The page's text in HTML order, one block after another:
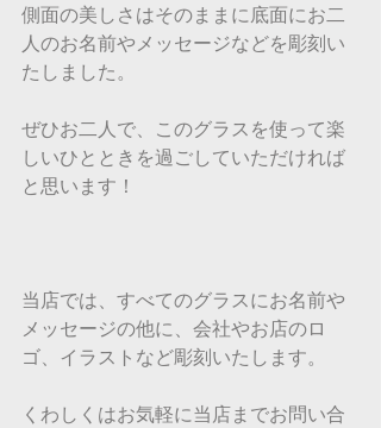
側面の美しさはそのままに底面にお二
人のお名前やメッセージなどを彫刻い
たしました。
ぜひお二人で、このグラスを使って楽
しいひとときを過ごしていただければ
と思います！
当店では、すべてのグラスにお名前や
メッセージの他に、会社やお店のロ
ゴ、イラストなど彫刻いたします。
くわしくはお気軽に当店までお問い合